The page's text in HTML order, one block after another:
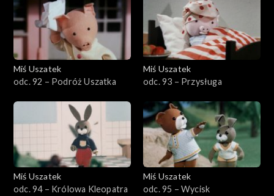
Miś Uszatek
odc. 92 – Podróż Uszatka
Miś Uszatek
odc. 93 – Przysługa
Miś Uszatek
odc. 94 – Królowa Kleopatra
Miś Uszatek
odc. 95 – Wycisk